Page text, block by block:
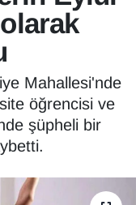
Mahallesi'nde
öğrencisi ve
şüpheli bir